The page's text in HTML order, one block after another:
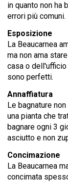
in quanto non ha
errori più comuni.
Esposizione
La Beaucarnea
ma non ama
casa o
sono perfetti.
Annaffiatura
Le bagnature
una pianta che
bagnare ogni 3
asciutto e non
Concimazione
La Beaucarnea
concimata